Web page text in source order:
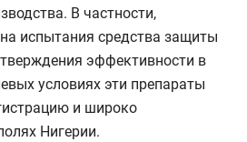
В частности,
испытания средства защиты
эффективности в
условиях эти препараты
и широко
Нигерии.